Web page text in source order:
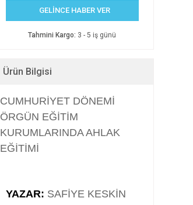
GELİNCE HABER VER
Tahmini Kargo: 3 - 5 iş günü
Ürün Bilgisi
CUMHURİYET DÖNEMİ
ÖRGÜN EĞİTİM
KURUMLARINDA AHLAK
EĞİTİMİ
YAZAR: SAFIYE KESKİN